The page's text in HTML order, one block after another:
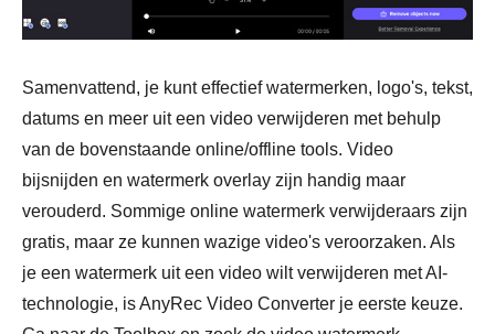
Samenvattend, je kunt effectief watermerken, logo's, tekst,
datums en meer uit een video verwijderen met behulp
van de bovenstaande online/offline tools. Video
bijsnijden en watermerk overlay zijn handig maar
verouderd. Sommige online watermerk verwijderaars zijn
gratis, maar ze kunnen wazige video's veroorzaken. Als
je een watermerk uit een video wilt verwijderen met AI-
technologie, is AnyRec Video Converter je eerste keuze.